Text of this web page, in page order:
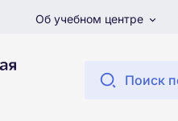
Об учебном центре
Поиск